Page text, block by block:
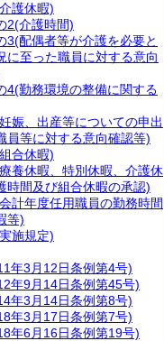
護休暇)
2(介護時間)
3(配偶者等が介護を必要と
に至った職員に対する意向
4(勤務環境の整備に関する
娠、出産等についての申出
員等に対する意向確認等)
合休暇)
養休暇、特別休暇、介護休
時間及び組合休暇の承認)
計年度任用職員の勤務時間
等)
施規定)
年3月12日条例第4号)
年9月14日条例第45号)
年3月14日条例第8号)
年3月17日条例第7号)
年6月16日条例第19号)